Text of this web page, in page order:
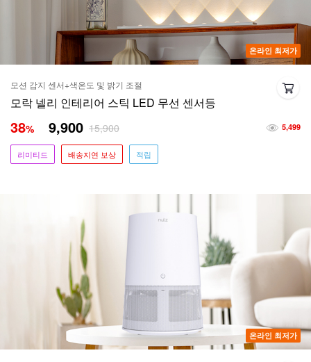
온라인 최저가
모션 감지 센서+색온도 및 밝기 조절
모락 넬리 인테리어 스틱 LED 무선 센서등
5,499
38% 9,900 15,900
리미티드 배송지연 보상 적립
온라인 최저가